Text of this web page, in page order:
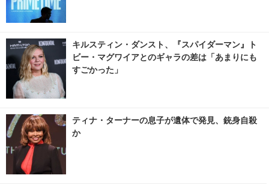
キルスティン・ダンスト、『スパイダーマン』ト
ビー・マグワイアとのギャラの差は「あまりにも
すごかった」
ティナ・ターナーの息子が遺体で発見、銃身自殺
か